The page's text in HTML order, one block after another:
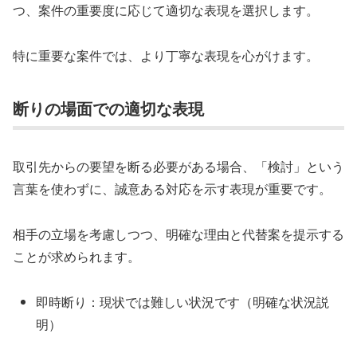
つ、案件の重要度に応じて適切な表現を選択します。
特に重要な案件では、より丁寧な表現を心がけます。
断りの場面での適切な表現
取引先からの要望を断る必要がある場合、「検討」という
言葉を使わずに、誠意ある対応を示す表現が重要です。
相手の立場を考慮しつつ、明確な理由と代替案を提示する
ことが求められます。
即時断り：現状では難しい状況です（明確な状況説
明）